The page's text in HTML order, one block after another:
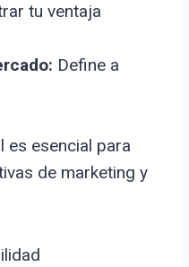
tu ventaja
Define a
es esencial para
de marketing y